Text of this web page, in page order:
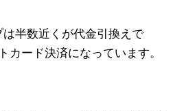
半数近くが代金引換えで
カード決済になっています。